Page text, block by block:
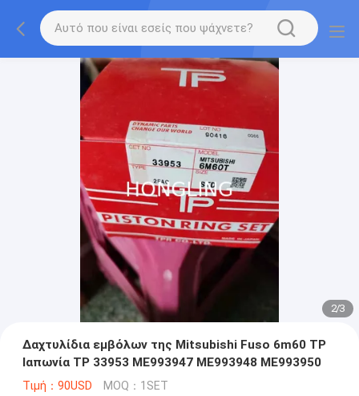
2/3
Δαχτυλίδια εμβόλων της Mitsubishi Fuso 6m60 TP
Ιαπωνία TP 33953 ME993947 ME993948 ME993950
Τιμή：90USD MOQ：1SET